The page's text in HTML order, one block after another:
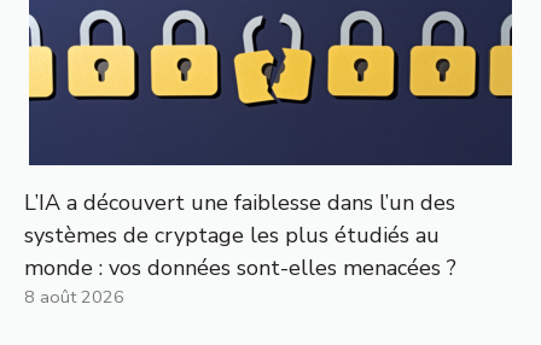
L’IA a découvert une faiblesse dans l’un des
systèmes de cryptage les plus étudiés au
monde : vos données sont-elles menacées ?
8 août 2026